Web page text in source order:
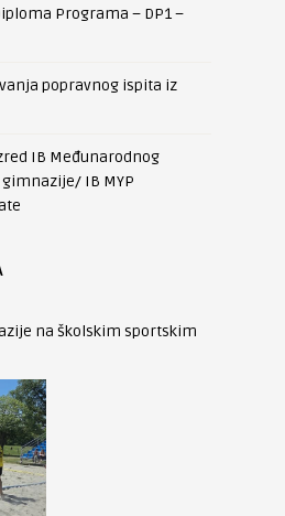
Programa – DP1 –
popravnog ispita iz
IB Međunarodnog
IB MYP
na školskim sportskim